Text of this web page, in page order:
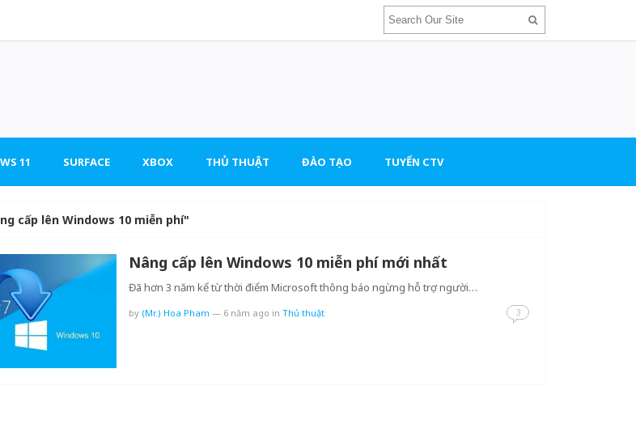
11 SURFACE XBOX THỦ THUẬT ĐÀO TẠO TUYỂN CTV
cấp lên Windows 10 miễn phí"
Nâng cấp lên Windows 10 miễn phí mới nhất
Đã hơn 3 năm kể từ thời điểm Microsoft thông báo ngừng hỗ trợ người…
by (Mr.) Hoa Pham — 6 năm ago in Thủ thuật 3